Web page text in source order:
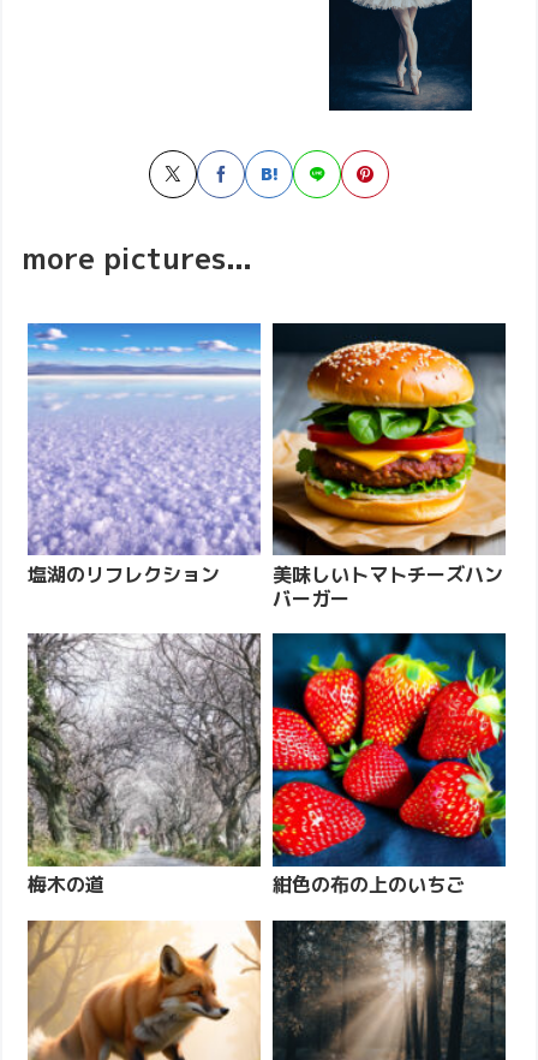
more pictures...
塩湖のリフレクション
美味しいトマトチーズハン
バーガー
梅木の道 紺色の布の上のいちご